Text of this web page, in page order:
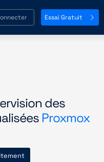
Essai Gratuit
des
Proxmox